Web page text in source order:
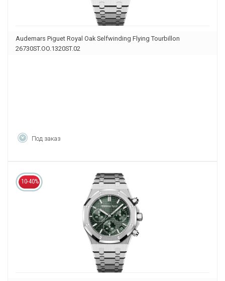
Audemars Piguet Royal Oak Selfwinding Flying Tourbillon
26730ST.OO.1320ST.02
Под заказ
10-40%